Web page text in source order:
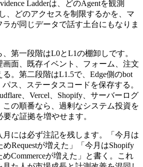
Ladderは、どのAgentを観測
、どのアクセスを制限するかを、マ
が同じデータで話す土台にもなりま
第一段階はL0とL1の棚卸しです。
画面、既存イベント、フォーム、注文
。第二段階はL1.5で、Edge側のbot
パス、ステータスコードを保存する。
、Vercel、Shopify、サーバーログ
この順番なら、過剰なシステム投資を
な証拠を増やせます。
には必ず注記を残します。「今月は
Requestが増えた」「今月はShopify
Commerceが増えた」と書く。これ